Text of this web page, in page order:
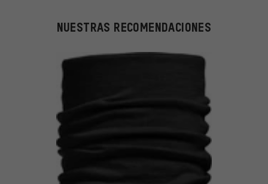
NUESTRAS RECOMENDACIONES